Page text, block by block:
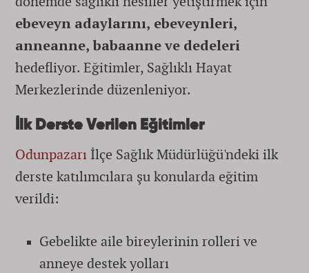
ebeveyn adaylarını, ebeveynleri,
anneanne, babaanne ve dedeleri
hedefliyor. Eğitimler, Sağlıklı Hayat
Merkezlerinde düzenleniyor.
İlk Derste Verilen Eğitimler
Odunpazarı İlçe Sağlık Müdürlüğü'ndeki ilk
derste katılımcılara şu konularda eğitim
verildi:
Gebelikte aile bireylerinin rolleri ve
anneye destek yolları